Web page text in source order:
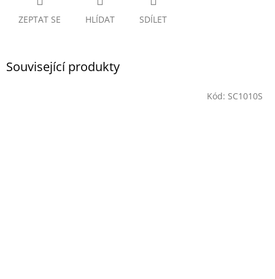
ZEPTAT SE HLÍDAT SDÍLET
Související produkty
Kód: SC1010S